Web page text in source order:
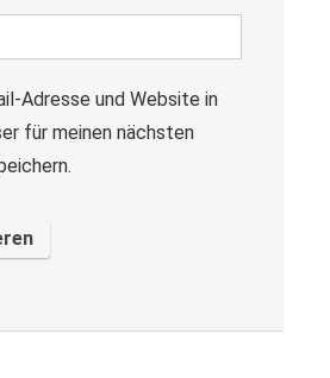
Adresse und Website in
für meinen nächsten